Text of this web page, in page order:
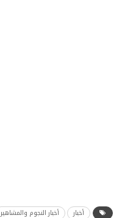
أخبار أخبار النجوم والمشاهير